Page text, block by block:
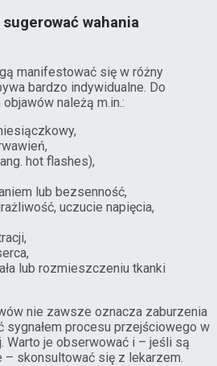
wahania
manifestować się w różny
bardzo indywidualne. Do
należą m.in.:
hot flashes),
lub bezsenność,
uczucie napięcia,
lub rozmieszczeniu tkanki
nie zawsze oznacza zaburzenia
sygnałem procesu przejściowego w
Warto je obserwować i – jeśli są
skonsultować się z lekarzem.